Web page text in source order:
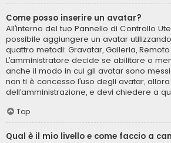
Come posso inserire un avatar?
All’interno del tuo Pannello di Controllo
possibile aggiungere un avatar
quattro metodi: Gravatar, Galleria,
L’amministratore decide se abilitare o
anche il modo in cui gli avatar sono
non ti è concesso l’uso degli avatar,
dell’amministrazione, e devi chiedere a
Top
Qual è il mio livello e come faccio a